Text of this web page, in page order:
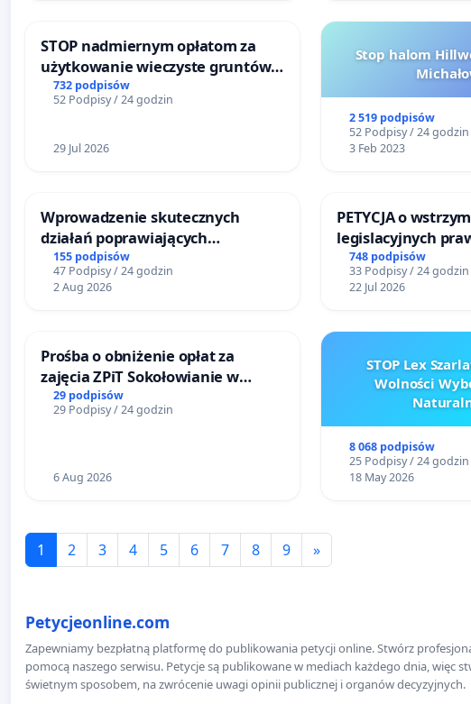
STOP nadmiernym opłatom za
użytkowanie wieczyste gruntów
zajmowanych przez rodzinne
ogrody działkowe.
732 podpisów
52 Podpisy / 24 godzin
29 Jul 2026
Stop halom
2 519 podpisów
52 Podpisy / 24 godzin
3 Feb 2023
Wprowadzenie skutecznych
działań poprawiających
bezpieczeństwo na ulicy
Żeromskiego w Otwocku
155 podpisów
47 Podpisy / 24 godzin
2 Aug 2026
PETYCJA o
legislacyjnych
narażających
748 podpisów
33 Podpisy / 24 godzin
22 Jul 2026
Prośba o obniżenie opłat za
zajęcia ZPiT Sokołowianie w
Sokołowskim Ośrodku Kultury
29 podpisów
29 Podpisy / 24 godzin
6 Aug 2026
STOP Lex
Wolności
8 068 podpisów
25 Podpisy / 24 godzin
18 May 2026
1 2 3 4 5 6 7 8 9 »
Petycjeonline.com
Zapewniamy bezpłatną platformę do publikowania petycji online. Stwórz
pomocą naszego serwisu. Petycje są publikowane w mediach każdego dnia, więc
świetnym sposobem, na zwrócenie uwagi opinii publicznej i organów decyzyjnych.